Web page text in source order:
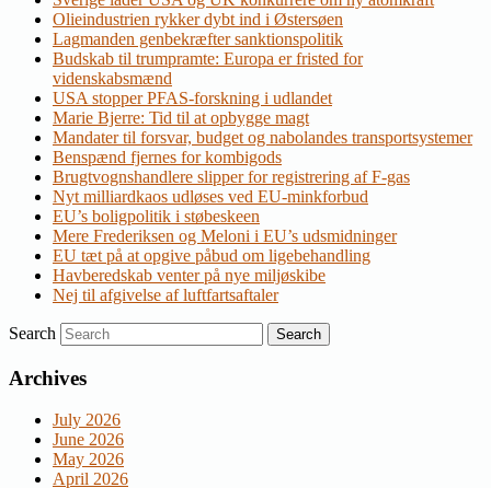
Olieindustrien rykker dybt ind i Østersøen
Lagmanden genbekræfter sanktionspolitik
Budskab til trumpramte: Europa er fristed for
videnskabsmænd
USA stopper PFAS-forskning i udlandet
Marie Bjerre: Tid til at opbygge magt
Mandater til forsvar, budget og nabolandes transportsystemer
Benspænd fjernes for kombigods
Brugtvognshandlere slipper for registrering af F-gas
Nyt milliardkaos udløses ved EU-minkforbud
EU’s boligpolitik i støbeskeen
Mere Frederiksen og Meloni i EU’s udsmidninger
EU tæt på at opgive påbud om ligebehandling
Havberedskab venter på nye miljøskibe
Nej til afgivelse af luftfartsaftaler
Search
Archives
July 2026
June 2026
May 2026
April 2026